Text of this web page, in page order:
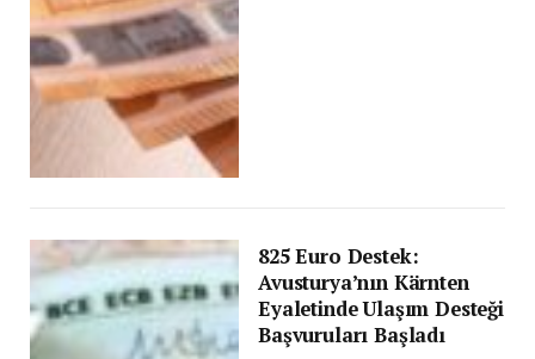
825 Euro Destek:
Avusturya’nın Kärnten
Eyaletinde Ulaşım Desteği
Başvuruları Başladı